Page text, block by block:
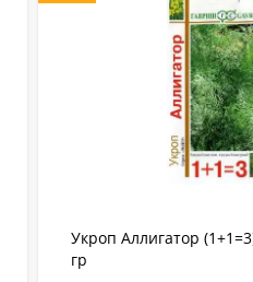
Укроп Аллигатор
гр